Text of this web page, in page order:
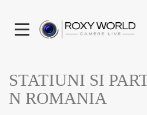
STATIUNI SI
N ROMANIA